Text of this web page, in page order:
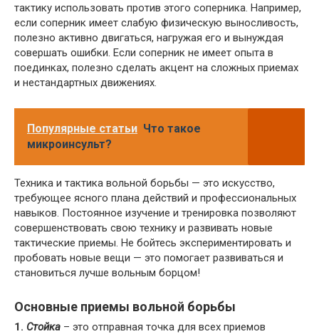
тактику использовать против этого соперника. Например,
если соперник имеет слабую физическую выносливость,
полезно активно двигаться, нагружая его и вынуждая
совершать ошибки. Если соперник не имеет опыта в
поединках, полезно сделать акцент на сложных приемах
и нестандартных движениях.
Популярные статьи Что такое
микроинсульт?
Техника и тактика вольной борьбы — это искусство,
требующее ясного плана действий и профессиональных
навыков. Постоянное изучение и тренировка позволяют
совершенствовать свою технику и развивать новые
тактические приемы. Не бойтесь экспериментировать и
пробовать новые вещи — это помогает развиваться и
становиться лучше вольным борцом!
Основные приемы вольной борьбы
1. Стойка – это отправная точка для всех приемов